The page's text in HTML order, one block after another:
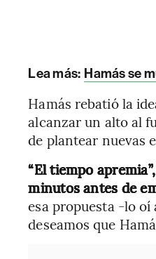
Lea más: Hamás se
Hamás rebatió la
alcanzar un alto al
de plantear nuevas
“El tiempo
minutos antes de
esa propuesta -lo
deseamos que